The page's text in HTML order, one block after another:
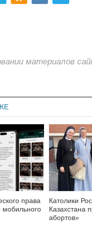
материалов
права
мобильного
Католики
Казахстана
абортов»